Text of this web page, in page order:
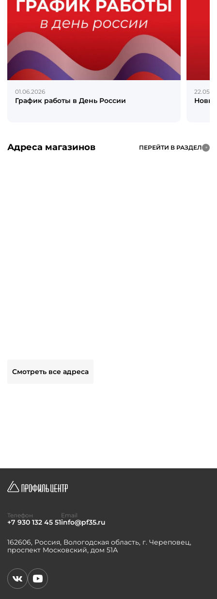
01.06.2026
График работы в День России
Адреса магазинов ПЕРЕЙТИ В РАЗДЕЛ
Смотреть все адреса
162606, Россия, Вологодская область, г. Череповец,
проспект Московский, дом 51А
Телефон
+7 930 132 45 51
Email
info@pf35.ru